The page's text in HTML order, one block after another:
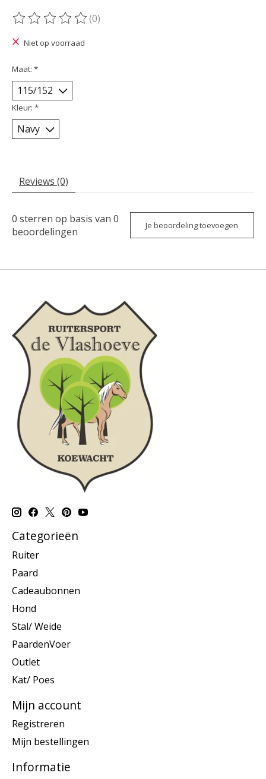
De beoordeling van dit product is
(0)
Niet op voorraad
Maat: *
Kleur: *
Reviews (0)
0 sterren op basis van 0
beoordelingen
Je beoordeling toevoegen
Categorieën
Ruiter
Paard
Cadeaubonnen
Hond
Stal/ Weide
PaardenVoer
Outlet
Kat/ Poes
Mijn account
Registreren
Mijn bestellingen
Informatie